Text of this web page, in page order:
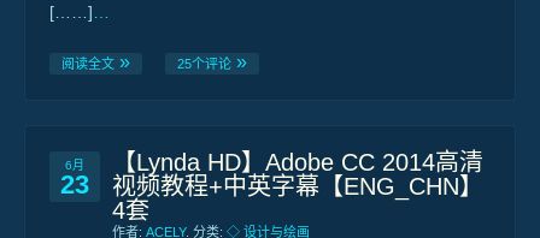
[……]
阅读全文 25个评论
6月
23
【Lynda HD】Adobe CC 2014高清
视频教程+中英字幕【ENG_CHN】
4套
作者: ACELY. 分类: ◇ 设计与绘画